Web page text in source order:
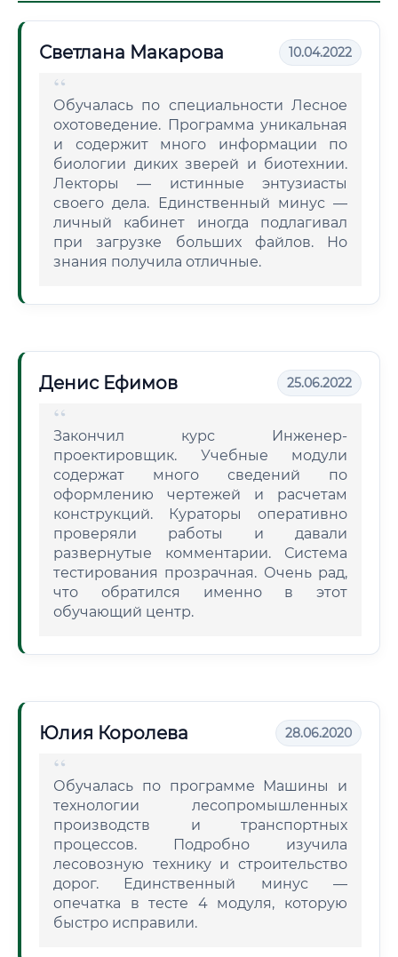
Светлана Макарова 10.04.2022
Обучалась по специальности Лесное
охотоведение. Программа уникальная
и содержит много информации по
биологии диких зверей и биотехнии.
Лекторы — истинные энтузиасты
своего дела. Единственный минус —
личный кабинет иногда подлагивал
при загрузке больших файлов. Но
знания получила отличные.
Денис Ефимов 25.06.2022
Закончил курс Инженер-
проектировщик. Учебные модули
содержат много сведений по
оформлению чертежей и расчетам
конструкций. Кураторы оперативно
проверяли работы и давали
развернутые комментарии. Система
тестирования прозрачная. Очень рад,
что обратился именно в этот
обучающий центр.
Юлия Королева 28.06.2020
Обучалась по программе Машины и
технологии лесопромышленных
производств и транспортных
процессов. Подробно изучила
лесовозную технику и строительство
дорог. Единственный минус —
опечатка в тесте 4 модуля, которую
быстро исправили.